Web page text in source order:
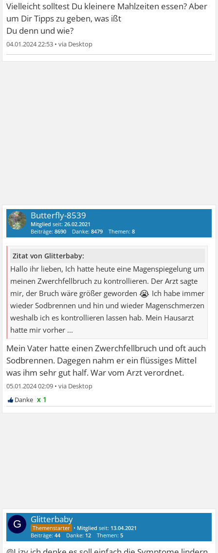
Vielleicht solltest Du kleinere Mahlzeiten essen? Aber
um Dir Tipps zu geben, was ißt
Du denn und wie?
04.01.2024 22:53 •
Butterfly-8539
Mitglied seit:26.02.2021
Beiträge:8690 Danke:8479 Themen:8
Zitat von Glitterbaby:
Hallo ihr lieben, Ich hatte heute eine Magenspiegelung um
meinen Zwerchfellbruch zu kontrollieren. Der Arzt sagte
mir, der Bruch wäre größer geworden 😭 Ich habe immer
wieder Sodbrennen und hin und wieder Magenschmerzen
weshalb ich es kontrollieren lassen hab. Mein Hausarzt
hatte mir vorher ...
Mein Vater hatte einen Zwerchfellbruch und oft auch
Sodbrennen. Dagegen nahm er ein flüssiges Mittel
was ihm sehr gut half. War vom Arzt verordnet.
05.01.2024 02:09 •
x 1
G Glitterbaby
• Mitglied seit: 13.04.2021
Beiträge:44 Danke: 12 Themen:5